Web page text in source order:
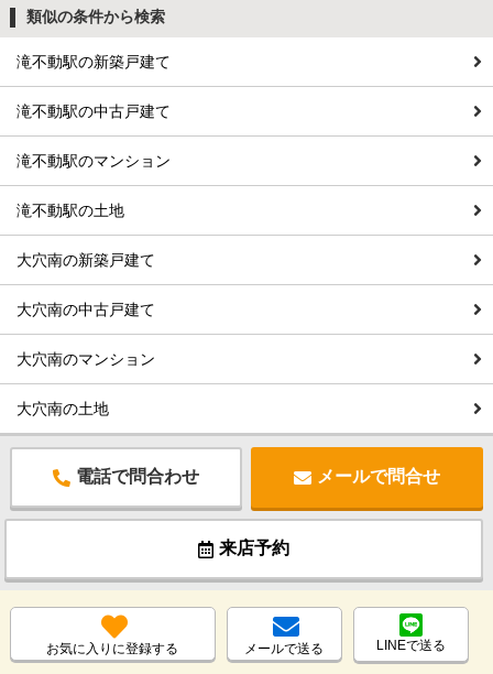
類似の条件から検索
滝不動駅の新築戸建て
滝不動駅の中古戸建て
滝不動駅のマンション
滝不動駅の土地
大穴南の新築戸建て
大穴南の中古戸建て
大穴南のマンション
大穴南の土地
電話で問合わせ メールで問合せ
来店予約
お気に入りに登録する メールで送る LINEで送る